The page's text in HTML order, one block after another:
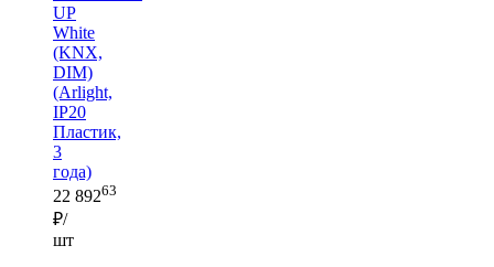
UP
White
(KNX,
DIM)
(Arlight,
IP20
Пластик,
3
года)
22 89263
₽/
шт